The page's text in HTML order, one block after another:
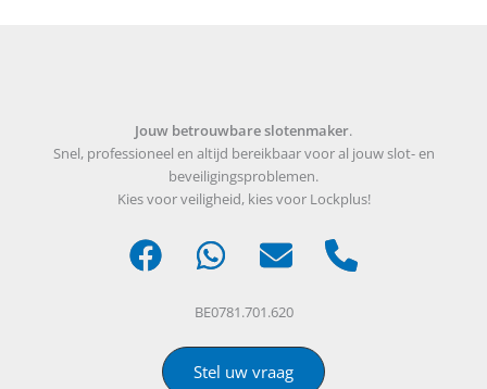
Jouw betrouwbare slotenmaker.
Snel, professioneel en altijd bereikbaar voor al jouw slot- en
beveiligingsproblemen.
Kies voor veiligheid, kies voor Lockplus!
BE0781.701.620
Stel uw vraag